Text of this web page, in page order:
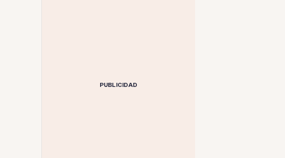
PUBLICIDAD